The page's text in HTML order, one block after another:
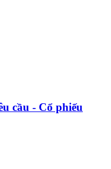
cầu - Cổ phiếu